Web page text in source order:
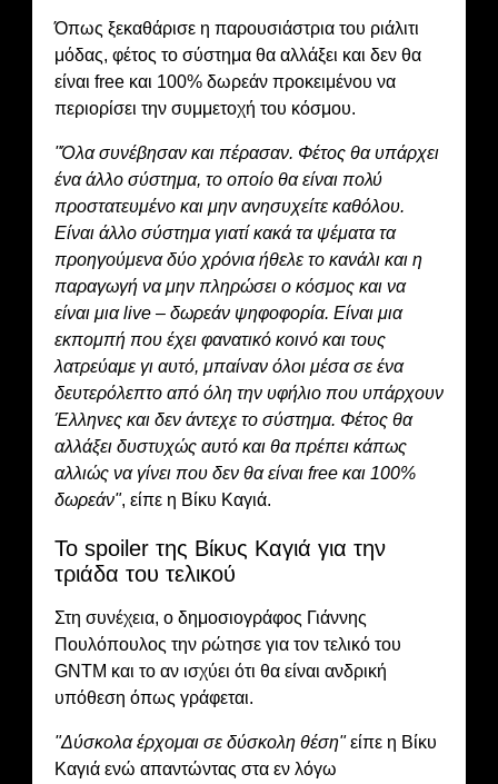
Όπως ξεκαθάρισε η παρουσιάστρια του ριάλιτι
μόδας, φέτος το σύστημα θα αλλάξει και δεν θα
είναι free και 100% δωρεάν προκειμένου να
περιορίσει την συμμετοχή του κόσμου.
"Όλα συνέβησαν και πέρασαν. Φέτος θα υπάρχει
ένα άλλο σύστημα, το οποίο θα είναι πολύ
προστατευμένο και μην ανησυχείτε καθόλου.
Είναι άλλο σύστημα γιατί κακά τα ψέματα τα
προηγούμενα δύο χρόνια ήθελε το κανάλι και η
παραγωγή να μην πληρώσει ο κόσμος και να
είναι μια live – δωρεάν ψηφοφορία. Είναι μια
εκπομπή που έχει φανατικό κοινό και τους
λατρεύαμε γι αυτό, μπαίναν όλοι μέσα σε ένα
δευτερόλεπτο από όλη την υφήλιο που υπάρχουν
Έλληνες και δεν άντεχε το σύστημα. Φέτος θα
αλλάξει δυστυχώς αυτό και θα πρέπει κάπως
αλλιώς να γίνει που δεν θα είναι free και 100%
δωρεάν", είπε η Βίκυ Καγιά.
Το spoiler της Βίκυς Καγιά για την
τριάδα του τελικού
Στη συνέχεια, ο δημοσιογράφος Γιάννης
Πουλόπουλος την ρώτησε για τον τελικό του
GNTM και το αν ισχύει ότι θα είναι ανδρική
υπόθεση όπως γράφεται.
"Δύσκολα έρχομαι σε δύσκολη θέση"είπε η Βίκυ
Καγιά ενώ απαντώντας στα εν λόγω